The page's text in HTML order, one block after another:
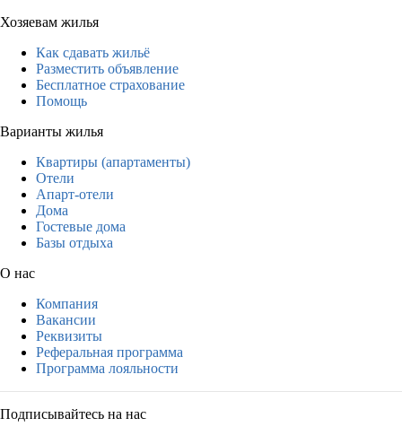
Хозяевам жилья
Как сдавать жильё
Разместить объявление
Бесплатное страхование
Помощь
Варианты жилья
Квартиры (апартаменты)
Отели
Апарт-отели
Дома
Гостевые дома
Базы отдыха
О нас
Компания
Вакансии
Реквизиты
Реферальная программа
Программа лояльности
Подписывайтесь на нас